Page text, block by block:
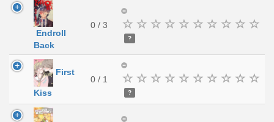
Endroll
Back
0 / 3
?
First
Kiss
0 / 1
?